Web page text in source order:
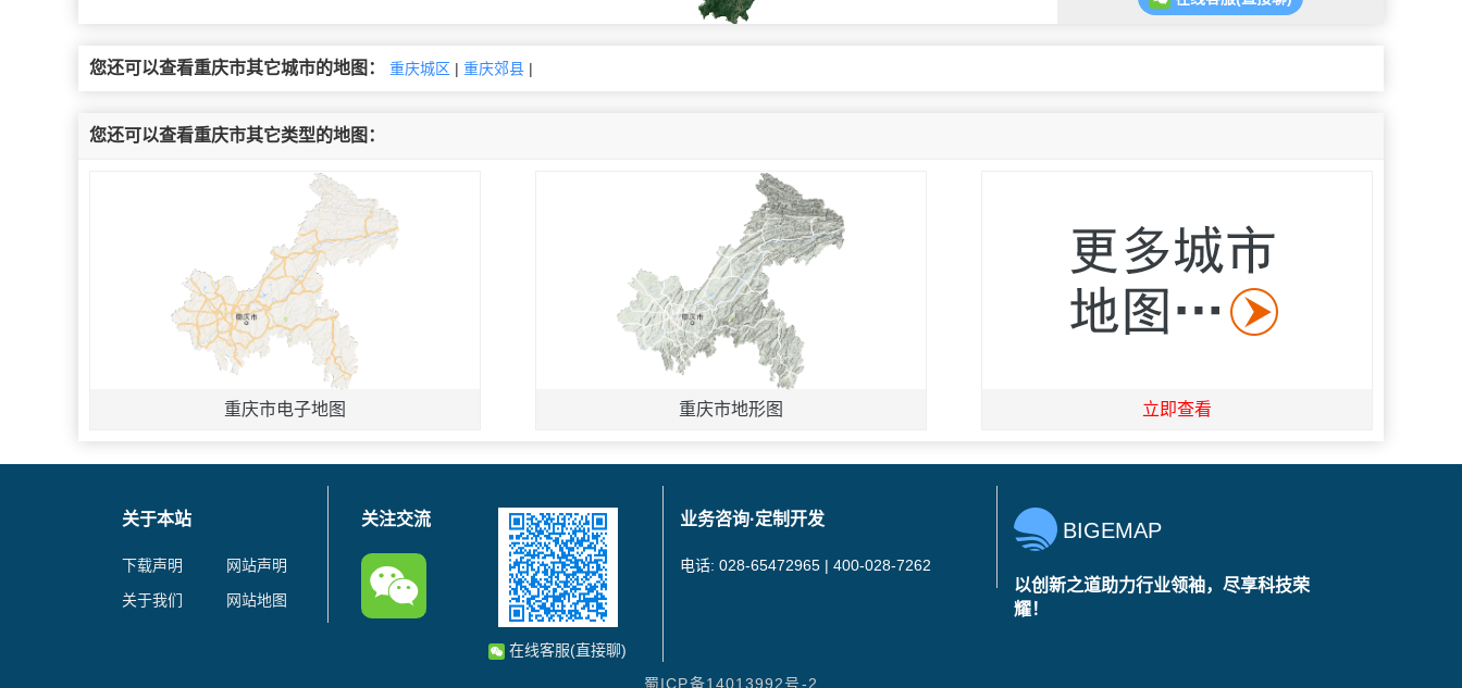
您还可以查看重庆市其它城市的地图： 重庆城区 | 重庆郊县 |
您还可以查看重庆市其它类型的地图：
重庆市电子地图 重庆市地形图 立即查看
关于本站
下载声明
网站声明
关于我们
网站地图
关注交流
在线客服(直接聊)
业务咨询·定制开发
电话: 028-65472965 | 400-028-7262
BIGEMAP
以创新之道助力行业领袖，尽享科技荣
耀！
蜀ICP备14013992号-2